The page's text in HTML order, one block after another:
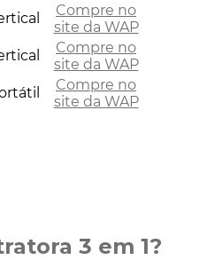
Compre no
site da WAP
Compre no
site da WAP
Compre no
site da WAP
3 em 1?